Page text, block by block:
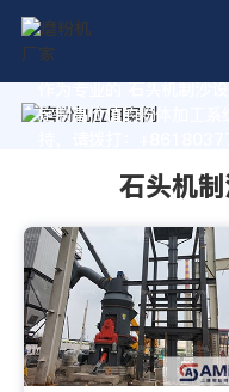
作为专业的 石头机制沙
定制高价值的粉体加工系
石头机